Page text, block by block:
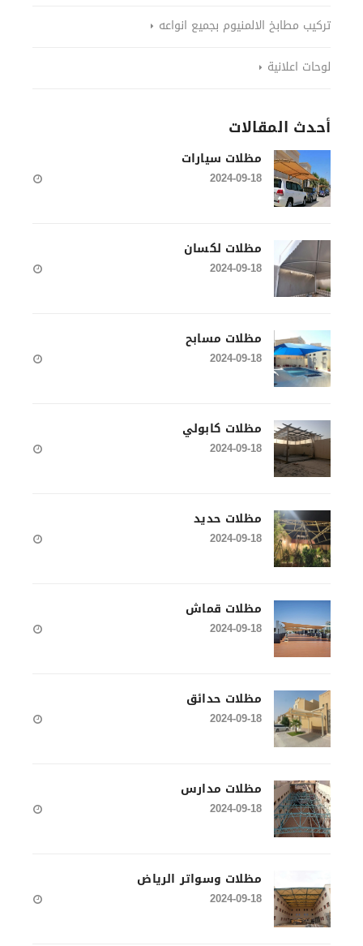
تركيب مطابخ الالمنيوم بجميع انواعه
لوحات اعلانية
أحدث المقالات
مظلات سيارات
2024-09-18
مظلات لكسان
2024-09-18
مظلات مسابح
2024-09-18
مظلات كابولي
2024-09-18
مظلات حديد
2024-09-18
مظلات قماش
2024-09-18
مظلات حدائق
2024-09-18
مظلات مدارس
2024-09-18
مظلات وسواتر الرياض
2024-09-18